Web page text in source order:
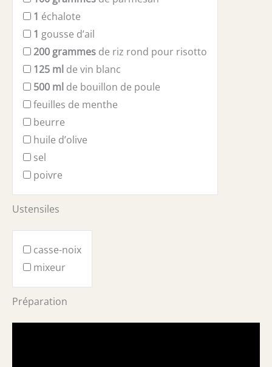
1 échalote
1 gousse d’ail
200 grammes de riz rond pour risotto
125 ml de vin blanc
500 ml de bouillon de poule
feuilles de menthe
beurre
huile d’olive
sel
poivre
Ustensiles
casse-noix
mixeur
Préparation